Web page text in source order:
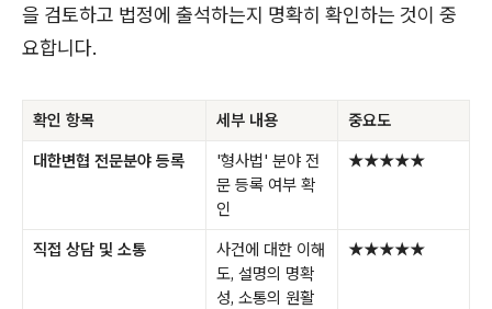
을 검토하고 법정에 출석하는지 명확히 확인하는 것이 중
요합니다.
확인 항목 세부 내용
중요도
대한변협 전문분야 등록
'형사법' 분야 전
문 등록 여부 확
인
★★★★★
직접 상담 및 소통
사건에 대한 이해
도, 설명의 명확
성, 소통의 원활
★★★★★